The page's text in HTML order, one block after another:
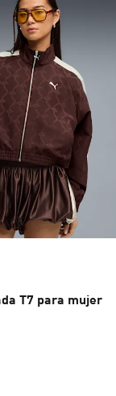
T7 para mujer